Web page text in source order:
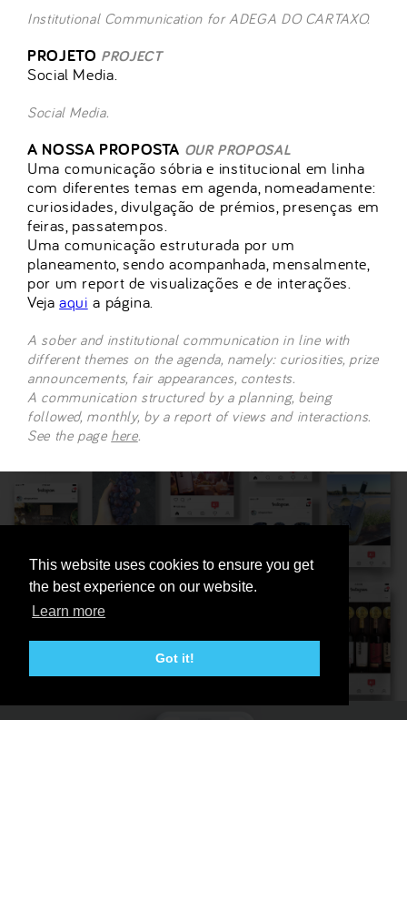
This website uses cookies to ensure you get
the best experience on our website.
Learn more
Got it!
Institutional Communication for ADEGA DO CARTAXO.
PROJETO PROJECT
Social Media.
Social Media.
A NOSSA PROPOSTA OUR PROPOSAL
Uma comunicação sóbria e institucional em linha
com diferentes temas em agenda, nomeadamente:
curiosidades, divulgação de prémios, presenças em
feiras, passatempos.
Uma comunicação estruturada por um
planeamento, sendo acompanhada, mensalmente,
por um report de visualizações e de interações.
Vejaaqui a página.
A sober and institutional communication in line with
different themes on the agenda, namely: curiosities, prize
announcements, fair appearances, contests.
A communication structured by a planning, being
followed, monthly, by a report of views and interactions.
See the page here.